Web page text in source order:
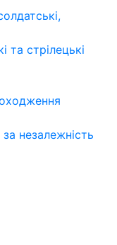
та стрілецькі
незалежність